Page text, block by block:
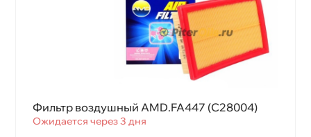
Фильтр воздушный AMD.FA447 (C28004)
Ожидается через 3 дня